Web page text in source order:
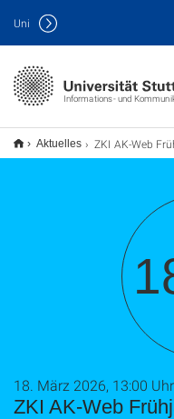
Informations- und
Uni
Aktuelles ZKI AK-Web
ZKI AK-Web
18. März 2026, 13:00 Uhr